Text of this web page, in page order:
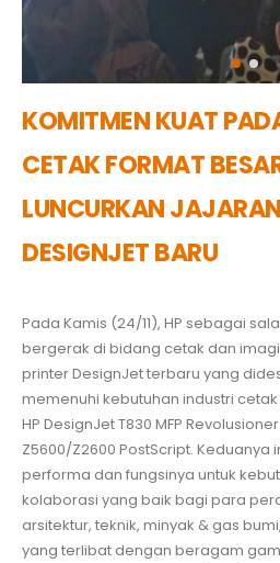
KOMITMEN KUAT
CETAK FORMAT
LUNCURKAN
DESIGNJET BARU
Pada Kamis (24/11), HP sebagai
bergerak di bidang cetak dan
printer DesignJet terbaru yang
memenuhi kebutuhan industri
HP DesignJet T830 MFP
Z5600/Z2600 PostScript. Keduanya
performa dan fungsinya untuk
kolaborasi yang baik bagi para
arsitektur, teknik, minyak & gas
yang terlibat dengan beragam